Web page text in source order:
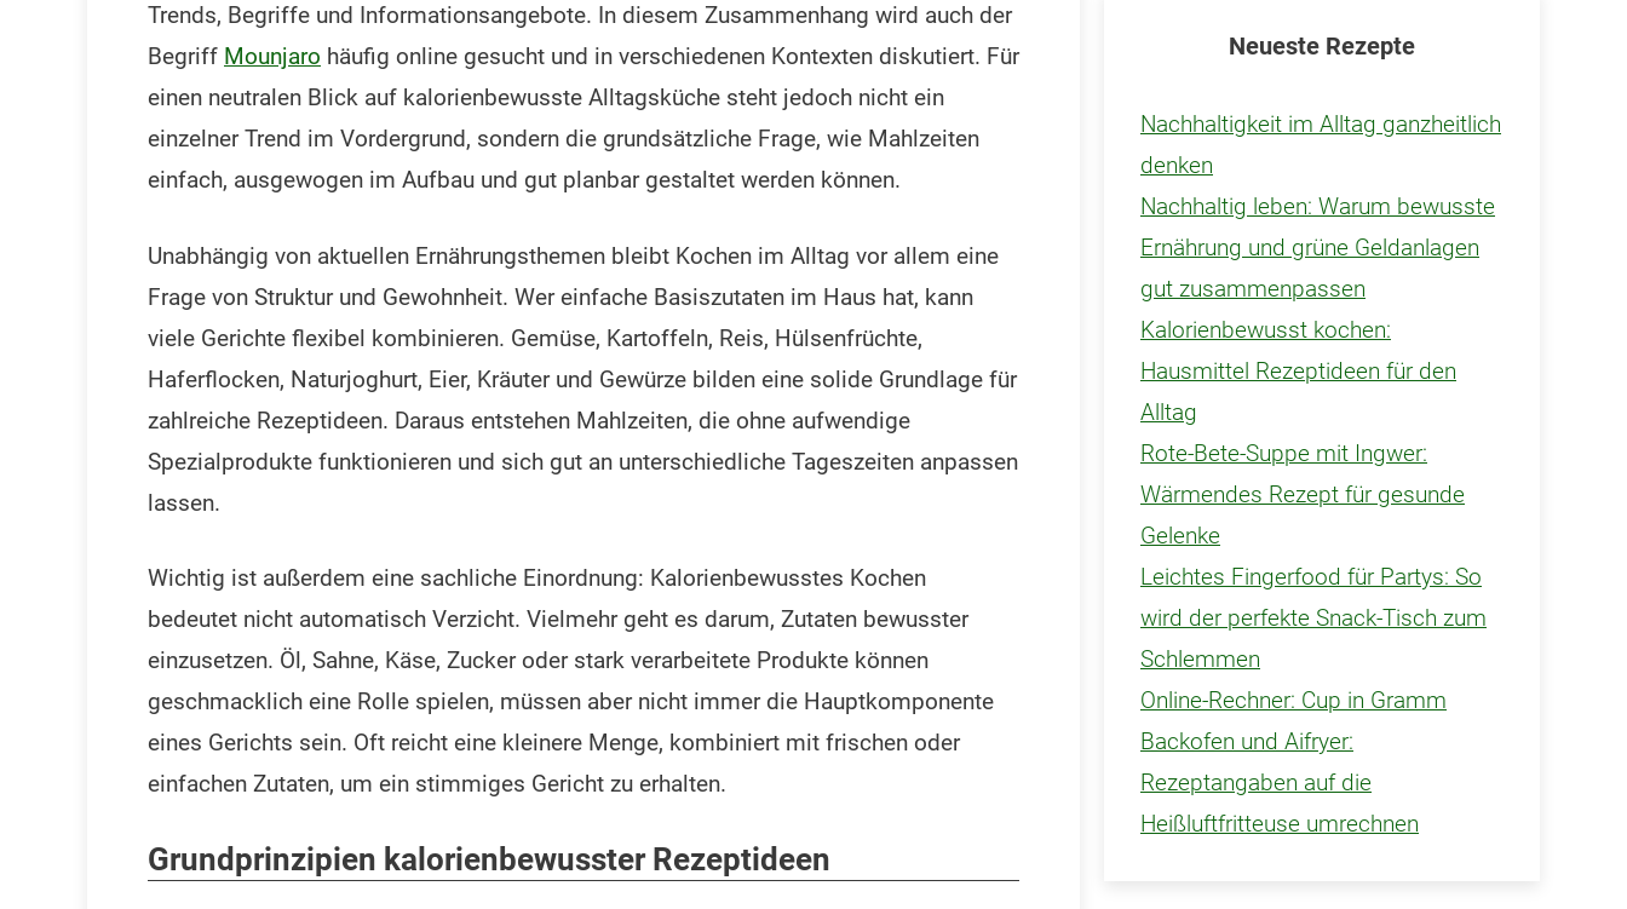
Trends, Begriffe und Informationsangebote. In diesem Zusammenhang wird auch der
Begriff Mounjaro häufig online gesucht und in verschiedenen Kontexten diskutiert. Für
einen neutralen Blick auf kalorienbewusste Alltagsküche steht jedoch nicht ein
einzelner Trend im Vordergrund, sondern die grundsätzliche Frage, wie Mahlzeiten
einfach, ausgewogen im Aufbau und gut planbar gestaltet werden können.
Unabhängig von aktuellen Ernährungsthemen bleibt Kochen im Alltag vor allem eine
Frage von Struktur und Gewohnheit. Wer einfache Basiszutaten im Haus hat, kann
viele Gerichte flexibel kombinieren. Gemüse, Kartoffeln, Reis, Hülsenfrüchte,
Haferflocken, Naturjoghurt, Eier, Kräuter und Gewürze bilden eine solide Grundlage für
zahlreiche Rezeptideen. Daraus entstehen Mahlzeiten, die ohne aufwendige
Spezialprodukte funktionieren und sich gut an unterschiedliche Tageszeiten anpassen
lassen.
Wichtig ist außerdem eine sachliche Einordnung: Kalorienbewusstes Kochen
bedeutet nicht automatisch Verzicht. Vielmehr geht es darum, Zutaten bewusster
einzusetzen. Öl, Sahne, Käse, Zucker oder stark verarbeitete Produkte können
geschmacklich eine Rolle spielen, müssen aber nicht immer die Hauptkomponente
eines Gerichts sein. Oft reicht eine kleinere Menge, kombiniert mit frischen oder
einfachen Zutaten, um ein stimmiges Gericht zu erhalten.
Grundprinzipien kalorienbewusster Rezeptideen
Neueste Rezepte
Nachhaltigkeit im Alltag ganzheitlich
denken
Nachhaltig leben: Warum bewusste
Ernährung und grüne Geldanlagen
gut zusammenpassen
Kalorienbewusst kochen:
Hausmittel Rezeptideen für den
Alltag
Rote-Bete-Suppe mit Ingwer:
Wärmendes Rezept für gesunde
Gelenke
Leichtes Fingerfood für Partys: So
wird der perfekte Snack-Tisch zum
Schlemmen
Online-Rechner: Cup in Gramm
Backofen und Aifryer:
Rezeptangaben auf die
Heißluftfritteuse umrechnen